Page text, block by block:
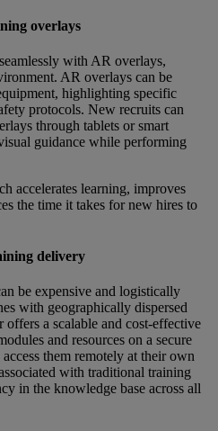
overlays
with AR overlays,
AR overlays can be
highlighting specific
protocols. New recruits can
through tablets or smart
guidance while performing
accelerates learning, improves
the time it takes for new hires to
delivery
be expensive and logistically
with geographically dispersed
a scalable and cost-effective
and resources on a secure
them remotely at their own
with traditional training
in the knowledge base across all